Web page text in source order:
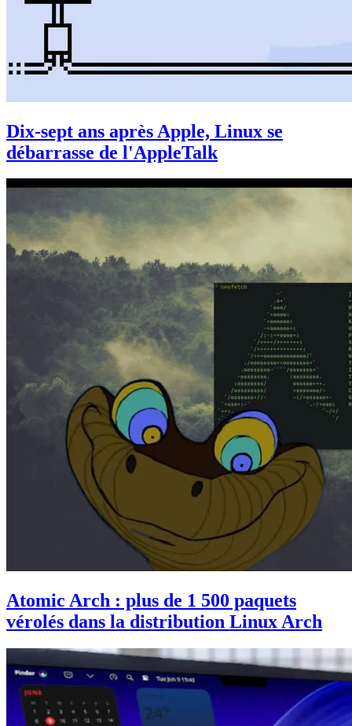
Dix-sept ans après Apple, Linux se
débarrasse de l'AppleTalk
Atomic Arch : plus de 1 500 paquets
vérolés dans la distribution Linux Arch